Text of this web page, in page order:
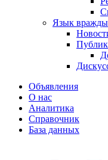
Язык вражды
Объявления
О нас
Аналитика
Справочник
База данных